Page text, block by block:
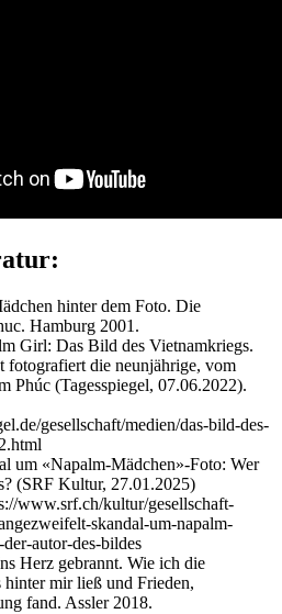
hinter dem Foto. Die
Hamburg 2001.
Girl: Das Bild des Vietnamkriegs.
fotografiert die neunjährige, vom
Phúc (Tagesspiegel, 07.06.2022).
gesellschaft/medien/das-bild-des-
um «Napalm-Mädchen»-Foto: Wer
(SRF Kultur, 27.01.2025)
www.srf.ch/kultur/gesellschaft-
skandal-um-napalm-
autor-des-bildes
Herz gebrannt. Wie ich die
hinter mir ließ und Frieden,
fand. Assler 2018.